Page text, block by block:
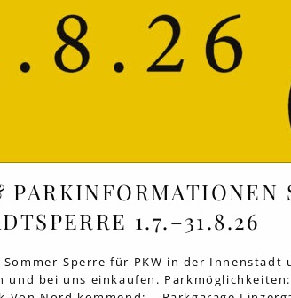
1.7.–31.8.26
Sperre für PKW in der Innenstadt
bei uns einkaufen.